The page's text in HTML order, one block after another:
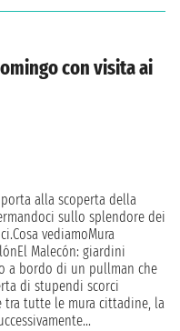
con visita ai
alla scoperta della
sullo splendore dei
vediamoMura
Malecón: giardini
a bordo di un pullman che
di stupendi scorci
tra tutte le mura cittadine, la